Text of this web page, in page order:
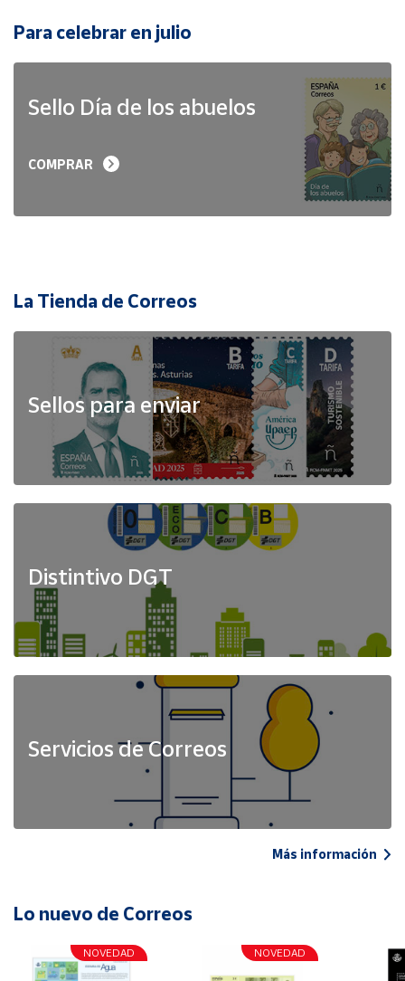
Para celebrar en julio
Sello Día de los abuelos
COMPRAR
La Tienda de Correos
Sellos para enviar
Distintivo DGT
Servicios de Correos
Más información
Lo nuevo de Correos
NOVEDAD NOVEDAD